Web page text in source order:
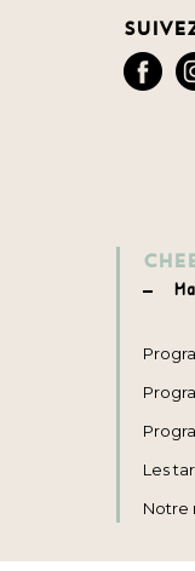
Les
Notre